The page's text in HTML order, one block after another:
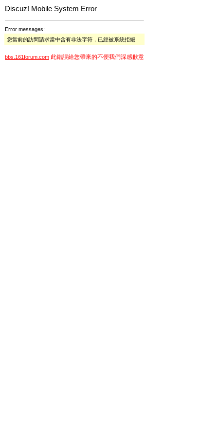
Discuz! Mobile System Error
Error messages:
您當前的訪問請求當中含有非法字符，已經被系統拒絕
bbs.161forum.com 此錯誤給您帶來的不便我們深感歉意